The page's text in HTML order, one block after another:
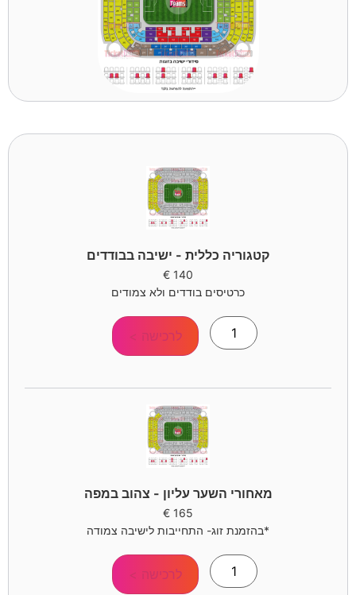
קטגוריה כללית - ישיבה בבודדים
140
€
כרטיסים בודדים ולא צמודים
לרכישה >
מאחורי השער עליון - צהוב במפה
165
€
*בהזמנת זוג- התחייבות לישיבה צמודה
לרכישה >